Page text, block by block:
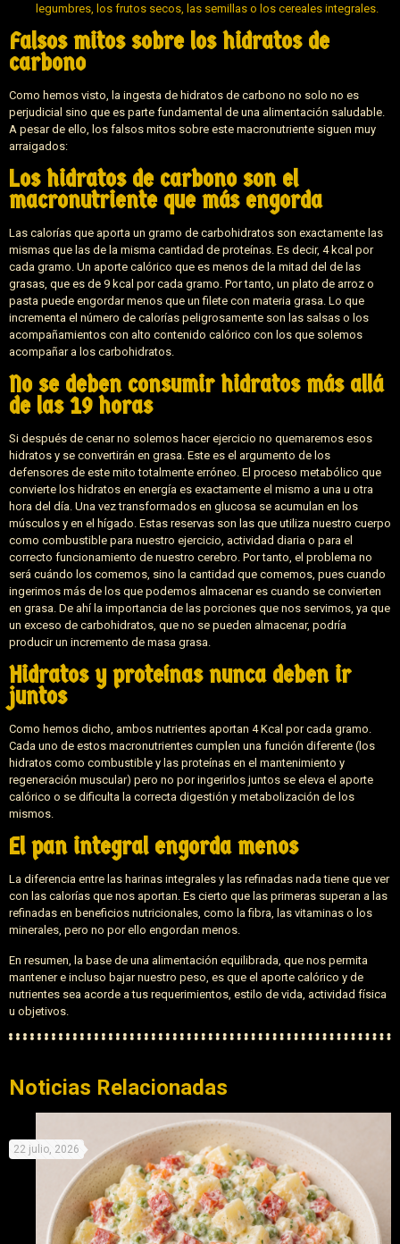
legumbres, los frutos secos, las semillas o los cereales integrales.
Falsos mitos sobre los hidratos de
carbono
Como hemos visto, la ingesta de hidratos de carbono no solo no es
perjudicial sino que es parte fundamental de una alimentación saludable.
A pesar de ello, los falsos mitos sobre este macronutriente siguen muy
arraigados:
Los hidratos de carbono son el
macronutriente que más engorda
Las calorías que aporta un gramo de carbohidratos son exactamente las
mismas que las de la misma cantidad de proteínas. Es decir, 4 kcal por
cada gramo. Un aporte calórico que es menos de la mitad del de las
grasas, que es de 9 kcal por cada gramo. Por tanto, un plato de arroz o
pasta puede engordar menos que un filete con materia grasa. Lo que
incrementa el número de calorías peligrosamente son las salsas o los
acompañamientos con alto contenido calórico con los que solemos
acompañar a los carbohidratos.
No se deben consumir hidratos más allá
de las 19 horas
Si después de cenar no solemos hacer ejercicio no quemaremos esos
hidratos y se convertirán en grasa. Este es el argumento de los
defensores de este mito totalmente erróneo. El proceso metabólico que
convierte los hidratos en energía es exactamente el mismo a una u otra
hora del día. Una vez transformados en glucosa se acumulan en los
músculos y en el hígado. Estas reservas son las que utiliza nuestro cuerpo
como combustible para nuestro ejercicio, actividad diaria o para el
correcto funcionamiento de nuestro cerebro. Por tanto, el problema no
será cuándo los comemos, sino la cantidad que comemos, pues cuando
ingerimos más de los que podemos almacenar es cuando se convierten
en grasa. De ahí la importancia de las porciones que nos servimos, ya que
un exceso de carbohidratos, que no se pueden almacenar, podría
producir un incremento de masa grasa.
Hidratos y proteínas nunca deben ir
juntos
Como hemos dicho, ambos nutrientes aportan 4 Kcal por cada gramo.
Cada uno de estos macronutrientes cumplen una función diferente (los
hidratos como combustible y las proteínas en el mantenimiento y
regeneración muscular) pero no por ingerirlos juntos se eleva el aporte
calórico o se dificulta la correcta digestión y metabolización de los
mismos.
El pan integral engorda menos
La diferencia entre las harinas integrales y las refinadas nada tiene que ver
con las calorías que nos aportan. Es cierto que las primeras superan a las
refinadas en beneficios nutricionales, como la fibra, las vitaminas o los
minerales, pero no por ello engordan menos.
En resumen, la base de una alimentación equilibrada, que nos permita
mantener e incluso bajar nuestro peso, es que el aporte calórico y de
nutrientes sea acorde a tus requerimientos, estilo de vida, actividad física
u objetivos.
Noticias Relacionadas
22 julio, 2026